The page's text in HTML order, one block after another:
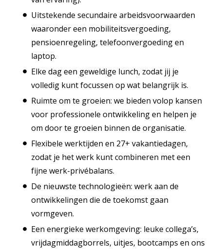
Uitstekende secundaire arbeidsvoorwaarden
waaronder een mobiliteitsvergoeding,
pensioenregeling, telefoonvergoeding en
laptop.
Elke dag een geweldige lunch, zodat jij je
volledig kunt focussen op wat belangrijk is.
Ruimte om te groeien: we bieden volop kansen
voor professionele ontwikkeling en helpen je
om door te groeien binnen de organisatie.
Flexibele werktijden en 27+ vakantiedagen,
zodat je het werk kunt combineren met een
fijne werk-privébalans.
De nieuwste technologieën: werk aan de
ontwikkelingen die de toekomst gaan
vormgeven.
Een energieke werkomgeving: leuke collega’s,
vrijdagmiddagborrels, uitjes, bootcamps en ons